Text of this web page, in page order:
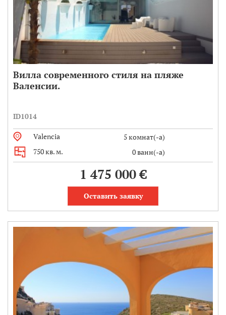
Вилла современного стиля на пляже
Валенсии.
ID1014
Valencia
5 комнат(-а)
750 кв. м.
0 ванн(-а)
1 475 000 €
Оставить заявку